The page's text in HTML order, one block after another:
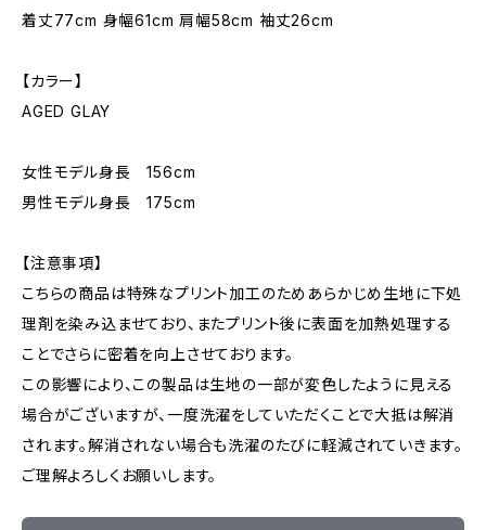
着丈77cm 身幅61cm 肩幅58cm 袖丈26cm
【カラー】
AGED GLAY
女性モデル身長 156cm
男性モデル身長 175cm
【注意事項】
こちらの商品は特殊なプリント加工のためあらかじめ生地に下処
理剤を染み込ませており、またプリント後に表面を加熱処理する
ことでさらに密着を向上させております。
この影響により、この製品は生地の一部が変色したように見える
場合がございますが、一度洗濯をしていただくことで大抵は解消
されます。解消されない場合も洗濯のたびに軽減されていきます。
ご理解よろしくお願いします。